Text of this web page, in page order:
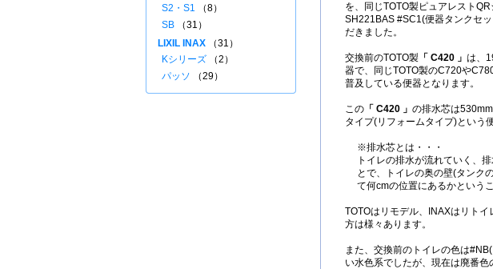
を、同じTOTO製ピュアレスト
SH221BAS #SC1(便器タンクセ
だきました。
交換前のTOTO製 「 C420 」 は、
器で、同じTOTO製のC720や
普及している便器となります。
この 「 C420 」 の排水芯は
タイプ(リフォームタイプ)という
※排水芯とは・・・
トイレの排水が流れていく、
とで、トイレの奥の壁(タンク
て何cmの位置にあるかという
TOTOはリモデル、INAXはリト
方は様々あります。
また、交換前のトイレの色は
い水色系でしたが、現在は廃番
S2・S1 （8）
SB （31）
LIXIL INAX （31）
Kシリーズ （2）
パッソ （29）